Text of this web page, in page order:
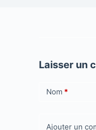
Laisser un
Nom *
Ajouter un